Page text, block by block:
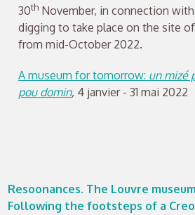
30th November, in connection
digging to take place on the site
from mid-October 2022.
A museum for tomorrow: un mizé
pou domin, 4 janvier - 31 mai 2022
Resoonances. The Louvre
Following the footsteps of a